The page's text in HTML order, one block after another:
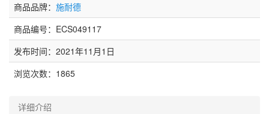
商品品牌： 施耐德
商品编号：ECS049117
发布时间：2021年11月1日
浏览次数： 1865
详细介绍